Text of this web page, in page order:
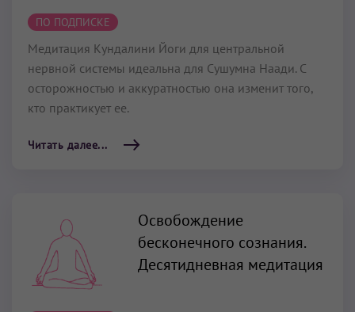
ПО ПОДПИСКЕ
Медитация Кундалини Йоги для центральной
нервной системы идеальна для Сушумна Наади. С
осторожностью и аккуратностью она изменит того,
кто практикует ее.
Читать далее...
Освобождение
бесконечного сознания.
Десятидневная медитация